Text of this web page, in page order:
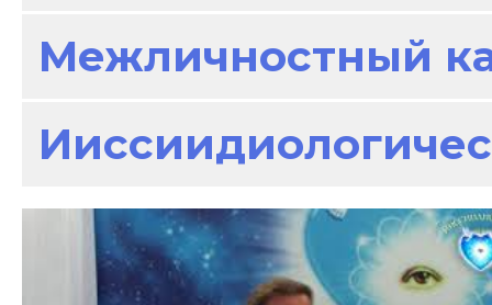
Межличностный